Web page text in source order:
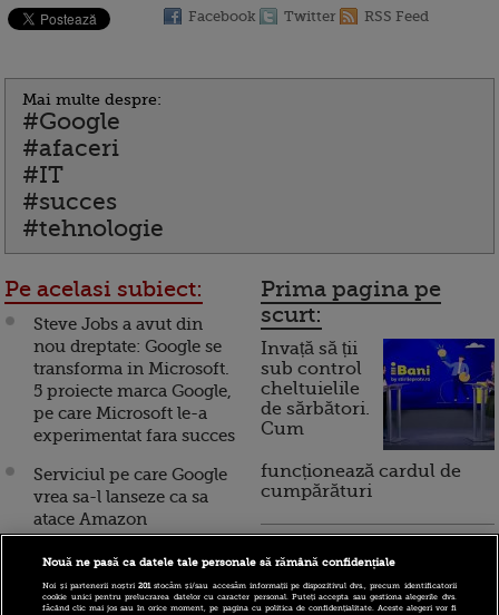
Facebook Twitter RSS Feed
Mai multe despre:
#Google
#afaceri
#IT
#succes
#tehnologie
Pe acelasi subiect:
Steve Jobs a avut din
nou dreptate: Google se
transforma in Microsoft.
5 proiecte marca Google,
pe care Microsoft le-a
experimentat fara succes
Serviciul pe care Google
vrea sa-l lanseze ca sa
atace Amazon
S-a schimbat ierarhia
browserelor. Chrome de
la Google a depasit
Prima pagina pe
scurt:
Invață să ții
sub control
cheltuielile
de sărbători.
Cum
funcționează cardul de
cumpărături
Incont , site-ul Știrile Pro
economice și educație
Nouă ne pasă ca datele tale personale să rămână confidențiale
Noi și partenerii noștri201stocăm și/sau accesăm informații pe dispozitivul dvs., precum identificatorii
cookie unici pentru prelucrarea datelor cu caracter personal. Puteți accepta sau gestiona alegerile dvs.
făcând clic mai jos sau în orice moment, pe pagina cu politica de confidențialitate. Aceste alegeri vor fi